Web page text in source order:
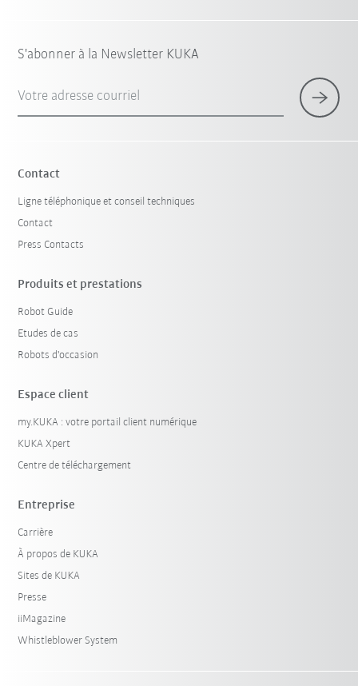
S'abonner à la Newsletter KUKA
Votre adresse courriel
Contact
Ligne téléphonique et conseil techniques
Contact
Press Contacts
Produits et prestations
Robot Guide
Etudes de cas
Robots d'occasion
Espace client
my.KUKA : votre portail client numérique
KUKA Xpert
Centre de téléchargement
Entreprise
Carrière
À propos de KUKA
Sites de KUKA
Presse
iiMagazine
Whistleblower System